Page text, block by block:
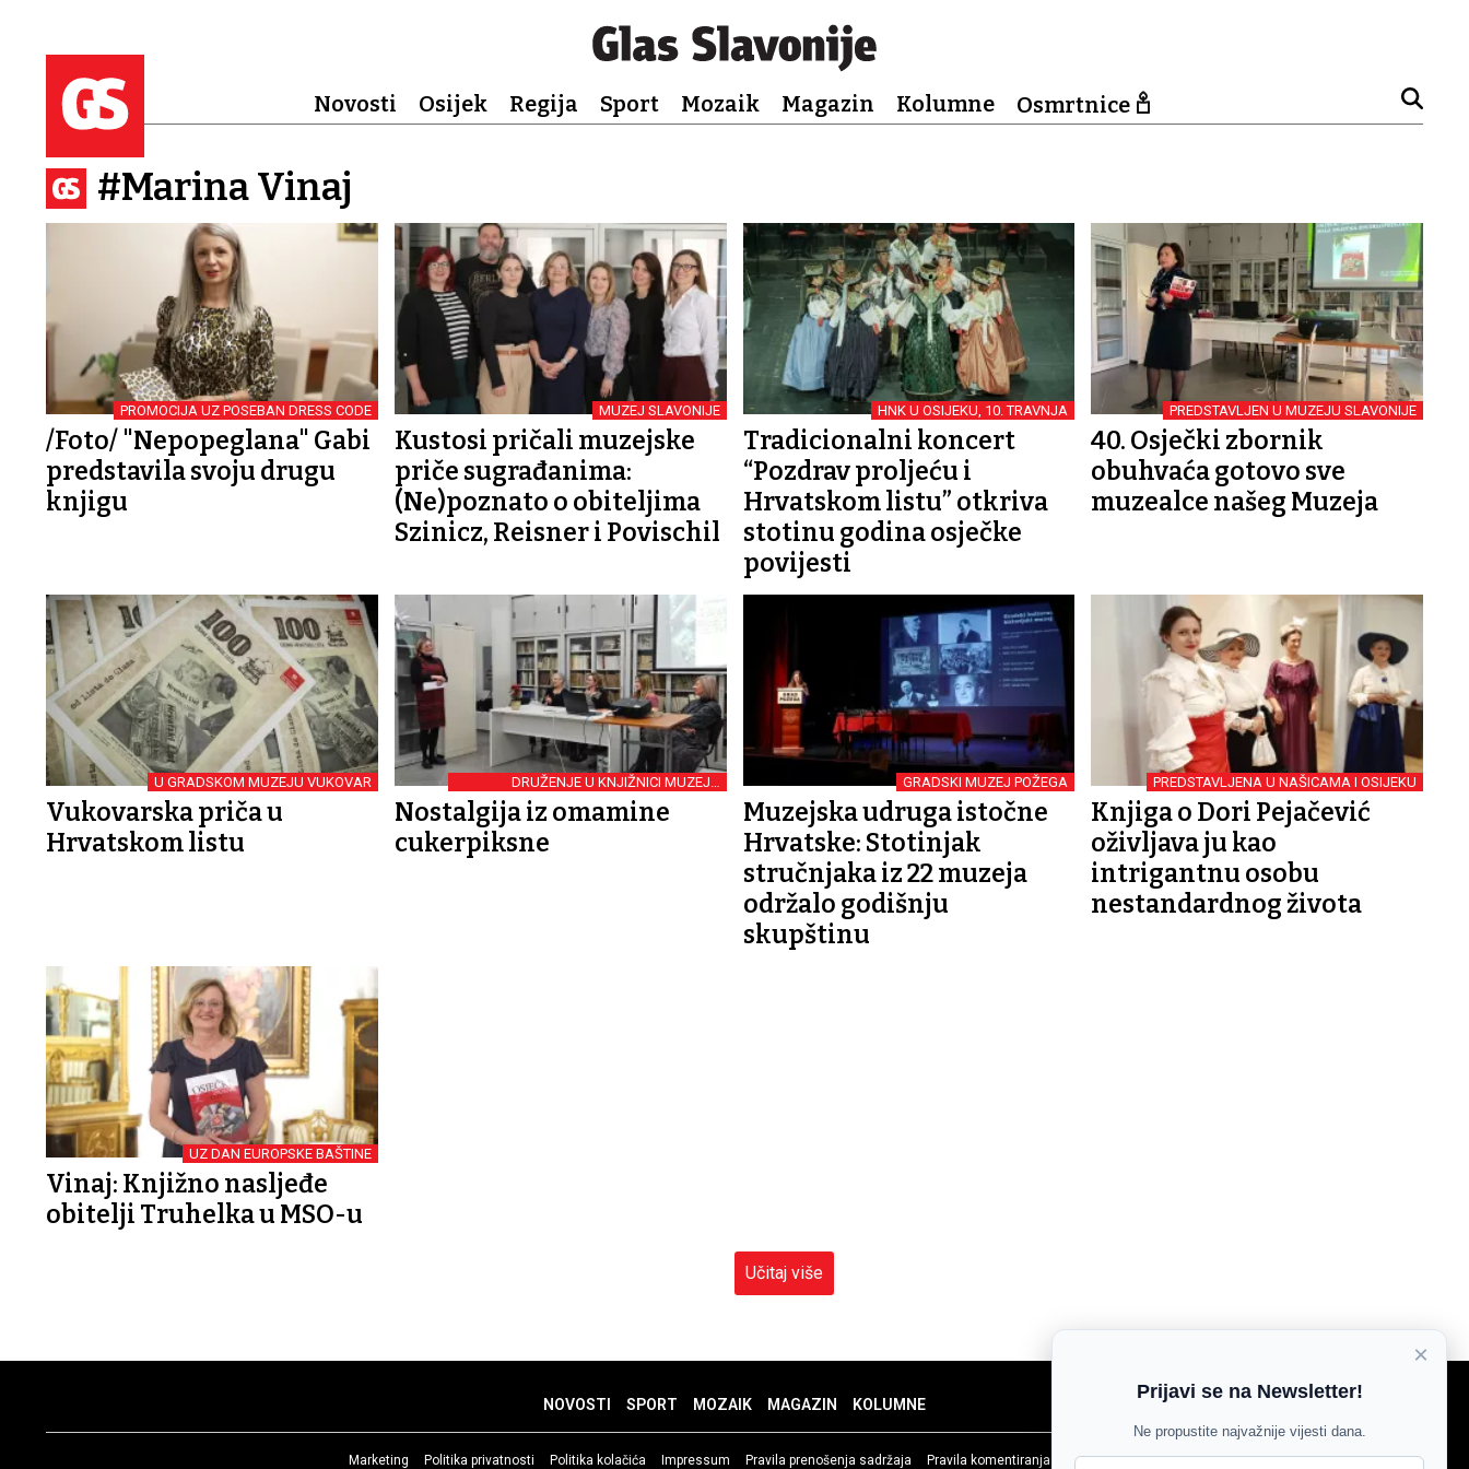
Novosti Osijek Regija Sport Mozaik Magazin Kolumne Osmrtnice
#Marina Vinaj
PROMOCIJA UZ POSEBAN DRESS CODE
/Foto/ "Nepopeglana" Gabi
predstavila svoju drugu
knjigu
MUZEJ SLAVONIJE
Kustosi pričali muzejske
priče sugrađanima:
(Ne)poznato o obiteljima
Szinicz, Reisner i Povischil
HNK U OSIJEKU, 10. TRAVNJA
Tradicionalni koncert
“Pozdrav proljeću i
Hrvatskom listu” otkriva
stotinu godina osječke
povijesti
PREDSTAVLJEN U MUZEJU SLAVONIJE
40. Osječki zbornik
obuhvaća gotovo sve
muzealce našeg Muzeja
U GRADSKOM MUZEJU VUKOVAR
Vukovarska priča u
Hrvatskom listu
DRUŽENJE U KNJIŽNICI MUZEJA
SLAVONIJE
Nostalgija iz omamine
cukerpiksne
GRADSKI MUZEJ POŽEGA
Muzejska udruga istočne
Hrvatske: Stotinjak
stručnjaka iz 22 muzeja
održalo godišnju
skupštinu
PREDSTAVLJENA U NAŠICAMA I OSIJEKU
Knjiga o Dori Pejačević
oživljava ju kao
intrigantnu osobu
nestandardnog života
UZ DAN EUROPSKE BAŠTINE
Vinaj: Knjižno nasljeđe
obitelji Truhelka u MSO-u
Učitaj više
NOVOSTI SPORT MOZAIK MAGAZIN KOLUMNE
Marketing Politika privatnosti Politika kolačića Impressum Pravila prenošenja sadržaja Pravila komentiranja Agroglas
×
Prijavi se na Newsletter!
Ne propustite najvažnije vijesti dana.